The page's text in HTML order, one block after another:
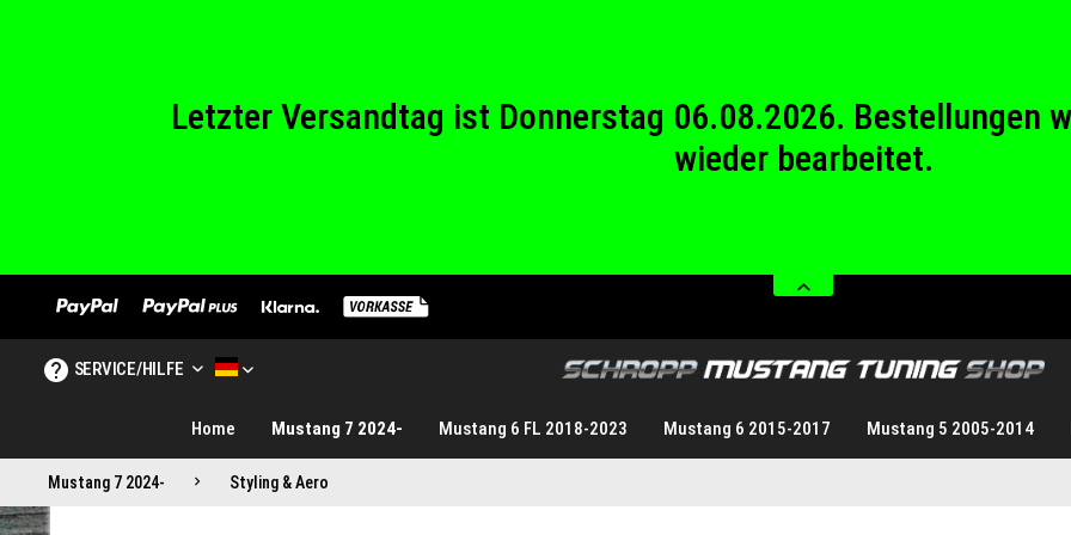
Letzter Versandtag ist Donnerstag 06.08.2026. Bestellungen
wieder bearbeitet.
SERVICE/HILFE
Home Mustang 7 2024- Mustang 6 FL 2018-2023 Mustang 6 2015-2017 Mustang 5 2005-2014
Mustang 7 2024- Styling & Aero